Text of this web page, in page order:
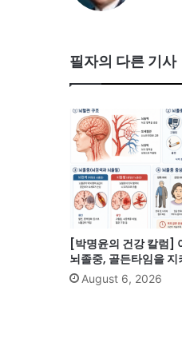
필자의 다른 기사
[박명윤의 건강 칼럼]
뇌졸중, 골든타임을 지
August 6, 2026